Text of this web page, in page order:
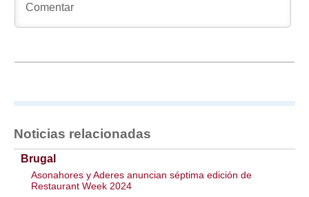
Noticias relacionadas
Brugal
Asonahores y Aderes anuncian séptima edición de
Restaurant Week 2024